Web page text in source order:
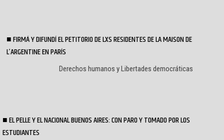
FIRMÁ Y DIFUNDÍ EL PETITORIO DE LXS RESIDENTES DE LA MAISON DE
L’ARGENTINE EN PARÍS
Derechos humanos y Libertades democráticas
EL PELLE Y EL NACIONAL BUENOS AIRES: CON PARO Y TOMADO POR LOS
ESTUDIANTES